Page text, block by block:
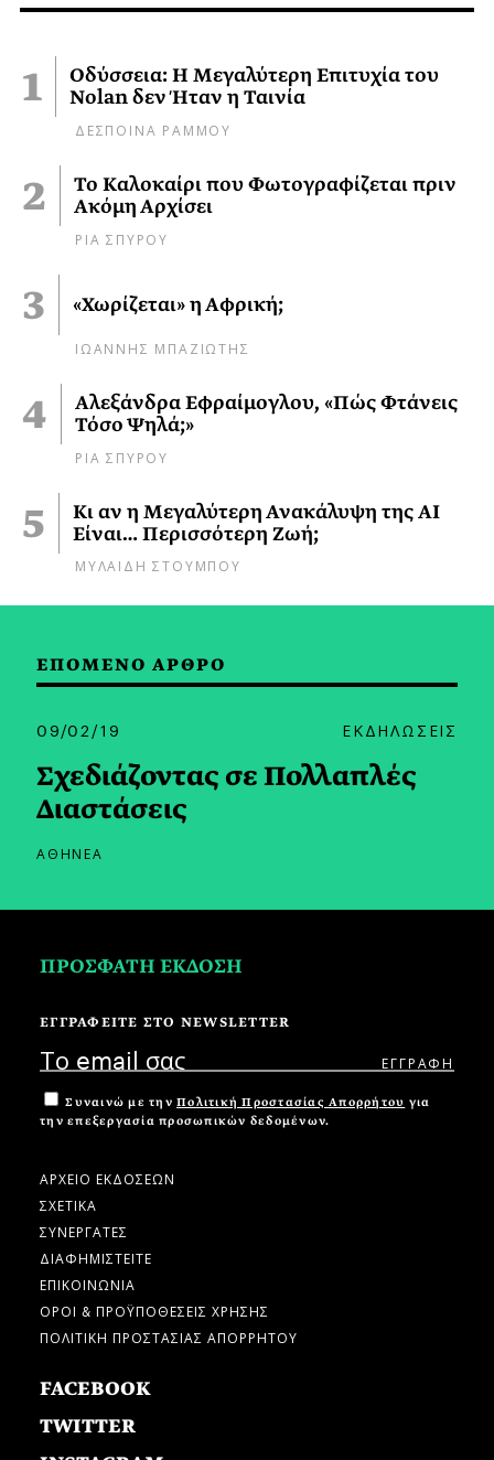
Οδύσσεια: Η Μεγαλύτερη Επιτυχία του
Nolan δεν Ήταν η Ταινία
ΔΕΣΠΟΙΝΑ ΡΑΜΜΟΥ
Το Καλοκαίρι που Φωτογραφίζεται πριν
Ακόμη Αρχίσει
ΡΙΑ ΣΠΥΡΟΥ
«Χωρίζεται» η Αφρική;
ΙΩΑΝΝΗΣ ΜΠΑΖΙΩΤΗΣ
Αλεξάνδρα Εφραίμογλου, «Πώς Φτάνεις
Τόσο Ψηλά;»
ΡΙΑ ΣΠΥΡΟΥ
Κι αν η Μεγαλύτερη Ανακάλυψη της AI
Είναι… Περισσότερη Ζωή;
ΜΥΛΑΙΔΗ ΣΤΟΥΜΠΟΥ
ΕΠΟΜΕΝΟ ΑΡΘΡΟ
09/02/19 ΕΚΔΗΛΩΣΕΙΣ
Σχεδιάζοντας σε Πολλαπλές
Διαστάσεις
ΑΘΗΝΕΑ
ΠΡΟΣΦΑΤΗ ΕΚΔΟΣΗ
ΕΓΓΡΑΦΕΙΤΕ ΣΤΟ NEWSLETTER
Συναινώ με την Πολιτική Προστασίας Απορρήτου για
την επεξεργασία προσωπικών δεδομένων.
ΑΡΧΕΙΟ ΕΚΔΟΣΕΩΝ
ΣΧΕΤΙΚΑ
ΣΥΝΕΡΓΑΤΕΣ
ΔΙΑΦΗΜΙΣΤΕΙΤΕ
ΕΠΙΚΟΙΝΩΝΙΑ
ΟΡΟΙ & ΠΡΟΫΠΟΘΕΣΕΙΣ ΧΡΗΣΗΣ
ΠΟΛΙΤΙΚΗ ΠΡΟΣΤΑΣΙΑΣ ΑΠΟΡΡΗΤΟΥ
FACEBOOK
TWITTER